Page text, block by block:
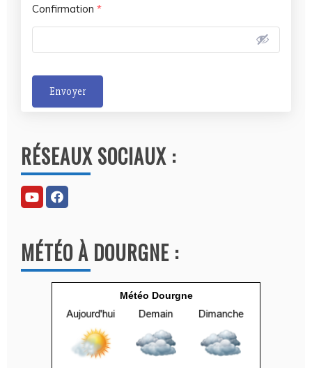
Confirmation *
Envoyer
t
e
r
n
t
i
RÉSEAUX SOCIAUX :
MÉTÉO À DOURGNE :
Météo Dourgne